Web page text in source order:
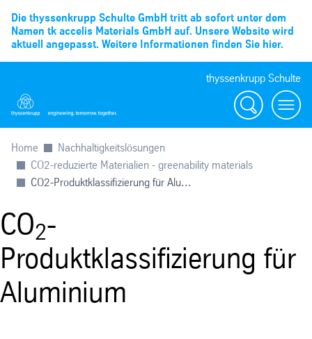
Die thyssenkrupp Schulte GmbH tritt ab sofort unter dem
Namen tk accelis Materials GmbH auf. Unsere Website wird
aktuell angepasst. Weitere Informationen finden Sie hier.
thyssenkrupp Schulte
Suche
Menü
Home
Nachhaltigkeitslösungen
CO2-reduzierte Materialien - greenability materials
CO2-Produktklassifizierung für Alu...
CO2-
Produktklassifizierung für
Aluminium